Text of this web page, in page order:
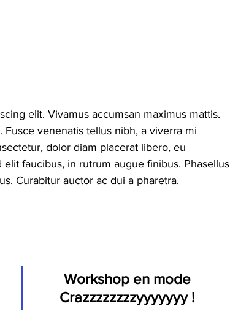
elit. Vivamus accumsan maximus mattis.
venenatis tellus nibh, a viverra mi
dolor diam placerat libero, eu
faucibus, in rutrum augue finibus. Phasellus
Curabitur auctor ac dui a pharetra.
Workshop en mode
Crazzzzzzzzyyyyyyy !